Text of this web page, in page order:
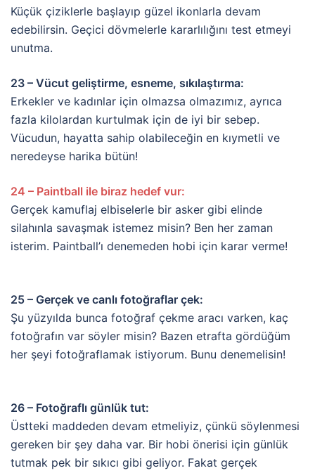
Küçük çiziklerle başlayıp güzel ikonlarla devam
edebilirsin. Geçici dövmelerle kararlılığını test etmeyi
unutma.
23 – Vücut geliştirme, esneme, sıkılaştırma:
Erkekler ve kadınlar için olmazsa olmazımız, ayrıca
fazla kilolardan kurtulmak için de iyi bir sebep.
Vücudun, hayatta sahip olabileceğin en kıymetli ve
neredeyse harika bütün!
24 – Paintball ile biraz hedef vur:
Gerçek kamuflaj elbiselerle bir asker gibi elinde
silahınla savaşmak istemez misin? Ben her zaman
isterim. Paintball’ı denemeden hobi için karar verme!
25 – Gerçek ve canlı fotoğraflar çek:
Şu yüzyılda bunca fotoğraf çekme aracı varken, kaç
fotoğrafın var söyler misin? Bazen etrafta gördüğüm
her şeyi fotoğraflamak istiyorum. Bunu denemelisin!
26 – Fotoğraflı günlük tut:
Üstteki maddeden devam etmeliyiz, çünkü söylenmesi
gereken bir şey daha var. Bir hobi önerisi için günlük
tutmak pek bir sıkıcı gibi geliyor. Fakat gerçek